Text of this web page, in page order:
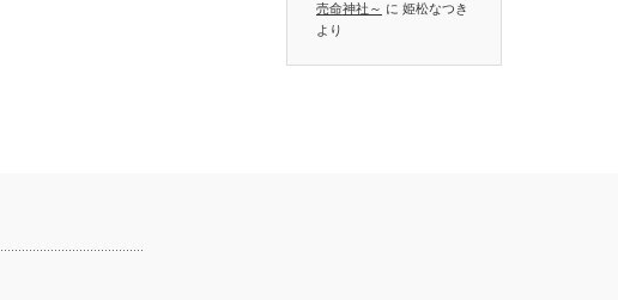
売命神社～ に 姫松なつき
より